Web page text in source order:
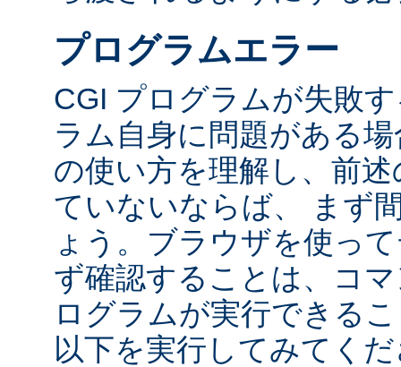
プログラムエラー
CGI プログラムが失敗
ラム自身に問題がある
の使い方を理解し、前
ていないならば、 まず
ょう。ブラウザを使っ
ず確認することは、コ
ログラムが実行できる
以下を実行してみてく